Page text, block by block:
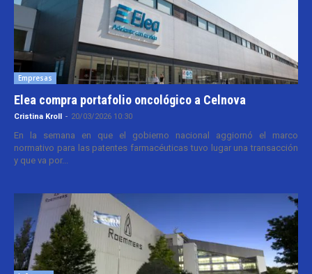
Empresas
Elea compra portafolio oncológico a Celnova
Cristina Kroll - 20/03/2026 10:30
En la semana en que el gobierno nacional aggiornó el marco
normativo para las patentes farmacéuticas tuvo lugar una transacción
y que va por...